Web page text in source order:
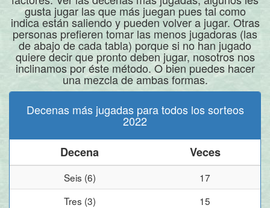
gusta jugar las que más juegan pues tal como
indica están saliendo y pueden volver a jugar. Otras
personas prefieren tomar las menos jugadoras (las
de abajo de cada tabla) porque si no han jugado
quiere decir que pronto deben jugar, nosotros nos
inclinamos por éste método. O bien puedes hacer
una mezcla de ambas formas.
Decenas más jugadas para todos los sorteos
2022
Decena
Veces
Seis (6)
17
Tres (3)
15